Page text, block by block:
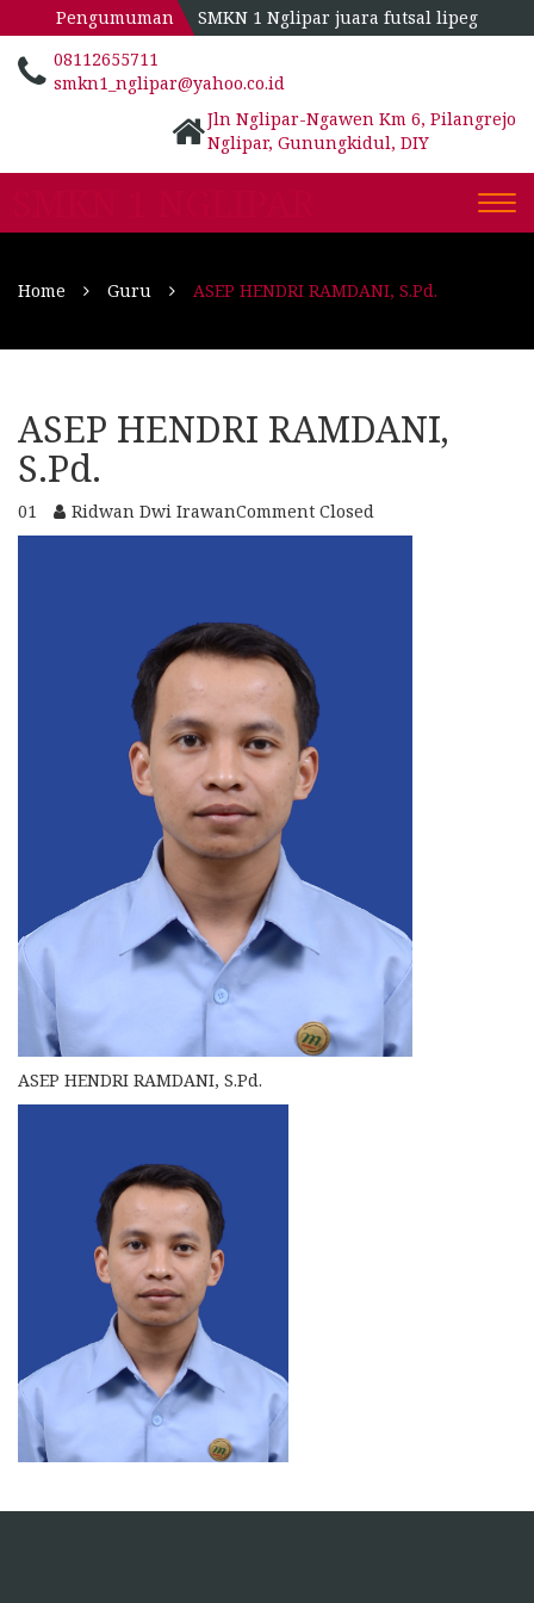
Pengumuman
SMKN 1 Nglipar juara futsal lipeg
08112655711
smkn1_nglipar@yahoo.co.id
Jln Nglipar-Ngawen Km 6, Pilangrejo
Nglipar, Gunungkidul, DIY
Home Guru ASEP HENDRI RAMDANI, S.Pd.
ASEP HENDRI RAMDANI,
S.Pd.
01 Ridwan Dwi IrawanComment Closed
ASEP HENDRI RAMDANI, S.Pd.